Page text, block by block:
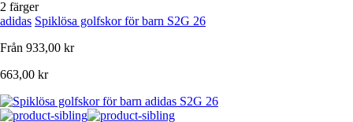
2 färger
adidas Spiklösa golfskor för barn S2G 26
Från 933,00 kr
663,00 kr